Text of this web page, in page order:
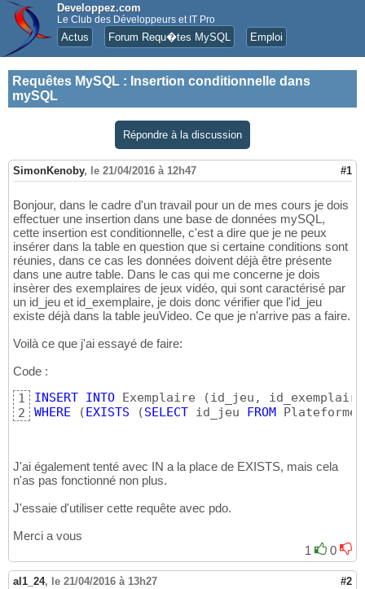
Developpez.com
Le Club des Développeurs et IT Pro
Actus Forum Requ�tes MySQL Emploi
Requêtes MySQL : Insertion conditionnelle dans
mySQL
Répondre à la discussion
SimonKenoby, le 21/04/2016 à 12h47 #1
Bonjour, dans le cadre d'un travail pour un de mes cours je dois
effectuer une insertion dans une base de données mySQL,
cette insertion est conditionnelle, c'est a dire que je ne peux
insérer dans la table en question que si certaine conditions sont
réunies, dans ce cas les données doivent déjà être présente
dans une autre table. Dans le cas qui me concerne je dois
insèrer des exemplaires de jeux vidéo, qui sont caractérisé par
un id_jeu et id_exemplaire, je dois donc vérifier que l'id_jeu
existe déjà dans la table jeuVideo. Ce que je n'arrive pas a faire.
Voilà ce que j'ai essayé de faire:
Code :
1
2
INSERT INTO Exemplaire (id_jeu,
WHERE
( EXISTS (SELECT id_jeu FROM
J'ai également tenté avec IN a la place de EXISTS, mais cela
n'as pas fonctionné non plus.
J'essaie d'utiliser cette requête avec pdo.
Merci a vous
1
0
al1_24, le 21/04/2016 à 13h27 #2